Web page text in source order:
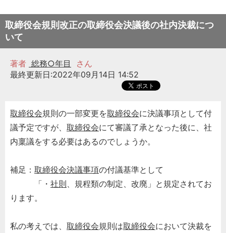
取締役会規則改正の取締役会決議後の社内決裁につ
いて
著者 総務○年目
さん
最終更新日:2022年09月14日 14:52
取締役会規則の一部変更を取締役会に決議事項として付
議予定ですが、 取締役会にて審議了承となった後に、社
内稟議をする必要はあるのでしょうか。
補足： 取締役会決議事項の付議基準として
「・ 社則、規程類の制定、改廃」と規定されてお
ります。
私の考えでは、 取締役会規則は取締役会において決裁を